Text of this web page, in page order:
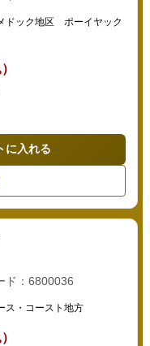
ドック地区 ポーイヤック
に入れる
ド：6800036
・コースト地方